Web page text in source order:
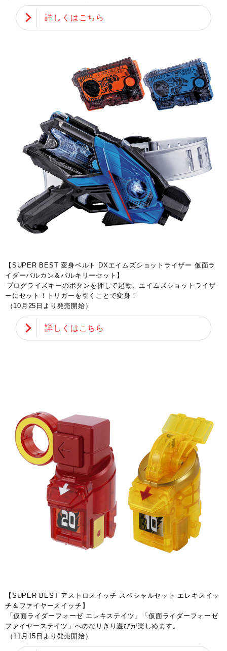
詳しくはこちら
【SUPER BEST 変身ベルト DXエイムズショットライザー 仮面ラ
イダーバルカン＆バルキリーセット】
プログライズキーのボタンを押して起動、エイムズショットライザ
ーにセット！トリガーを引くことで変身！
（10月25日より発売開始）
詳しくはこちら
【SUPER BEST アストロスイッチ スペシャルセット エレキスイッ
チ＆ファイヤースイッチ】
「仮面ライダーフォーゼ エレキステイツ」「仮面ライダーフォーゼ
ファイヤーステイツ」へのなりきり遊びが楽しめます。
（11月15日より発売開始）